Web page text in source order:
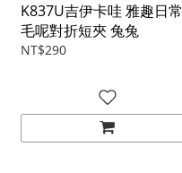
K837U吉伊卡哇 雅趣日常
毛呢對折短夾 兔兔
NT$290